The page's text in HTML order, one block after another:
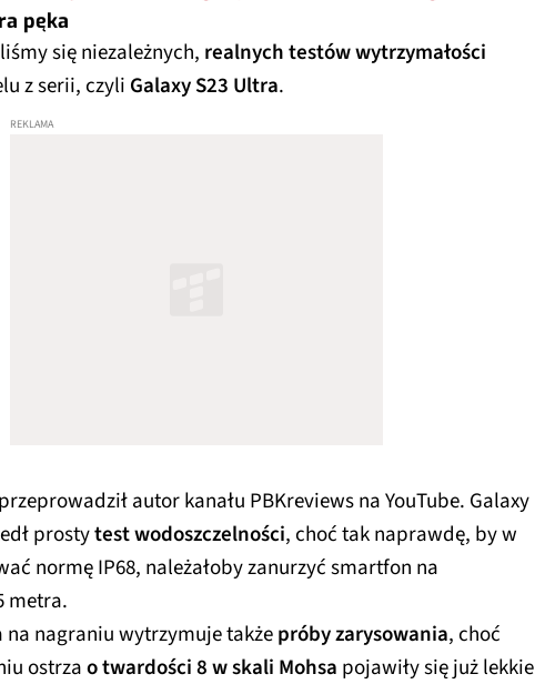
pęka
się niezależnych, realnych testów wytrzymałości
z serii, czyli Galaxy S23 Ultra.
autor kanału PBKreviews na YouTube. Galaxy
prostytest wodoszczelności, choć tak naprawdę, by w
normę IP68, należałoby zanurzyć smartfon na
metra.
na nagraniu wytrzymuje takżepróby zarysowania, choć
ostrzao twardości 8 w skali Mohsa pojawiły się już lekkie